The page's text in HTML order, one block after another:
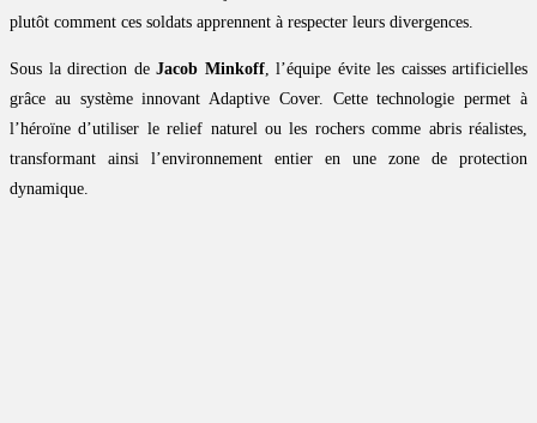
plutôt comment ces soldats apprennent à respecter leurs divergences.
Sous la direction de Jacob Minkoff, l’équipe évite les caisses artificielles
grâce au système innovant Adaptive Cover. Cette technologie permet à
l’héroïne d’utiliser le relief naturel ou les rochers comme abris réalistes,
transformant ainsi l’environnement entier en une zone de protection
dynamique.